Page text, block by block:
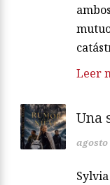
Leer
Una
agosto